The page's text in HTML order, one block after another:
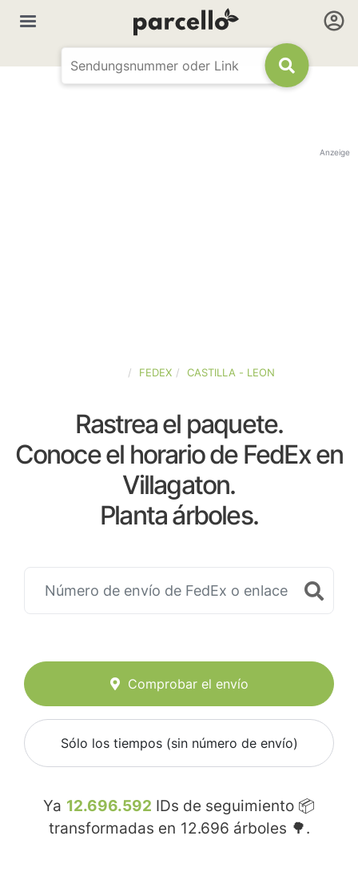
Anzeige
FEDEX CASTILLA - LEON
Rastrea el paquete.
Conoce el horario de FedEx en
Villagaton.
Planta árboles.
Comprobar el envío
Sólo los tiempos (sin número de envío)
Ya 12.696.592 IDs de seguimiento 📦
transformadas en 12.696 árboles 🌳.